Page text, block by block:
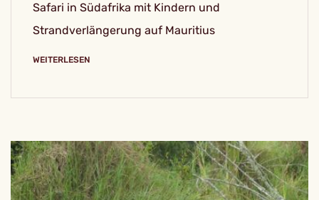
Safari in Südafrika mit Kindern und
Strandverlängerung auf Mauritius
WEITERLESEN